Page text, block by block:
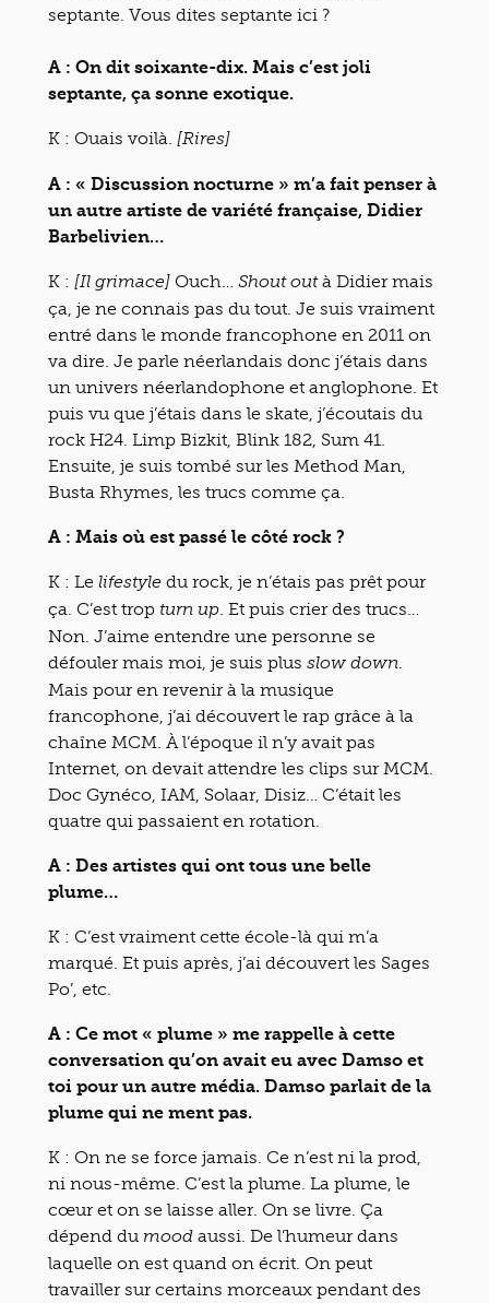
septante. Vous dites septante ici ?
A : On dit soixante-dix. Mais c’est joli
septante, ça sonne exotique.
K : Ouais voilà. [Rires]
A : « Discussion nocturne » m’a fait penser à
un autre artiste de variété française, Didier
Barbelivien…
K : [Il grimace] Ouch… Shout outà Didier mais
ça, je ne connais pas du tout. Je suis vraiment
entré dans le monde francophone en 2011 on
va dire. Je parle néerlandais donc j’étais dans
un univers néerlandophone et anglophone. Et
puis vu que j’étais dans le skate, j’écoutais du
rock H24. Limp Bizkit, Blink 182, Sum 41.
Ensuite, je suis tombé sur les Method Man,
Busta Rhymes, les trucs comme ça.
A : Mais où est passé le côté rock ?
K : Le lifestyle du rock, je n’étais pas prêt pour
ça. C’est trop turn up . Et puis crier des trucs…
Non. J’aime entendre une personne se
défouler mais moi, je suis plus slow down
Mais pour en revenir à la musique
francophone, j’ai découvert le rap grâce à la
chaîne MCM. À l’époque il n’y avait pas
Internet, on devait attendre les clips sur MCM.
Doc Gynéco, IAM, Solaar, Disiz… C’était les
quatre qui passaient en rotation.
A : Des artistes qui ont tous une belle
plume…
K : C’est vraiment cette école-là qui m’a
marqué. Et puis après, j’ai découvert les Sages
Po’, etc.
A : Ce mot « plume » me rappelle à cette
conversation qu’on avait eu avec Damso et
toi pour un autre média. Damso parlait de la
plume qui ne ment pas.
K : On ne se force jamais. Ce n’est ni la prod,
ni nous-même. C’est la plume. La plume, le
cœur et on se laisse aller. On se livre. Ça
dépend du mood aussi. De l’humeur dans
laquelle on est quand on écrit. On peut
travailler sur certains morceaux pendant des